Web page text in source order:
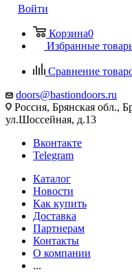
Войти
Корзина0
Избранные
Сравнение
doors@bastiondoors.ru
Россия, Брянская обл.,
ул.Шоссейная, д.13
Вконтакте
Telegram
Каталог
Новости
Как купить
Доставка
Партнерам
Контакты
О компании
...